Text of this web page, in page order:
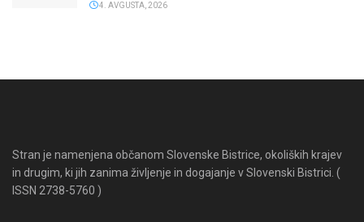
4. AVGUSTA, 2026
Stran je namenjena občanom Slovenske Bistrice, okoliških krajev
in drugim, ki jih zanima življenje in dogajanje v Slovenski Bistrici. (
ISSN 2738-5760 )